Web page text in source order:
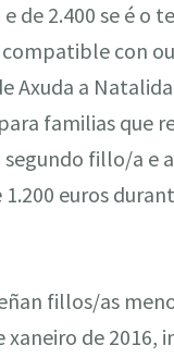
de 2.400 se é o
con
a
familias que
fillo/a e
euros
fillos/as
xaneiro de 2016,